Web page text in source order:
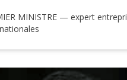
MINISTRE — expert